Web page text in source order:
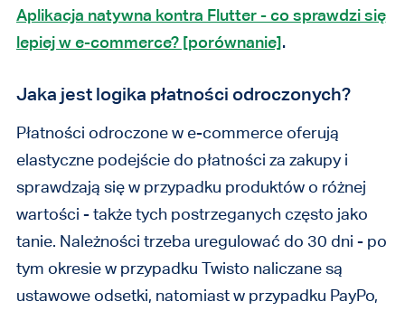
Aplikacja natywna kontra Flutter - co sprawdzi się
lepiej w e-commerce? [porównanie].
Jaka jest logika płatności odroczonych?
Płatności odroczone w e-commerce oferują
elastyczne podejście do płatności za zakupy i
sprawdzają się w przypadku produktów o różnej
wartości - także tych postrzeganych często jako
tanie. Należności trzeba uregulować do 30 dni - po
tym okresie w przypadku Twisto naliczane są
ustawowe odsetki, natomiast w przypadku PayPo,